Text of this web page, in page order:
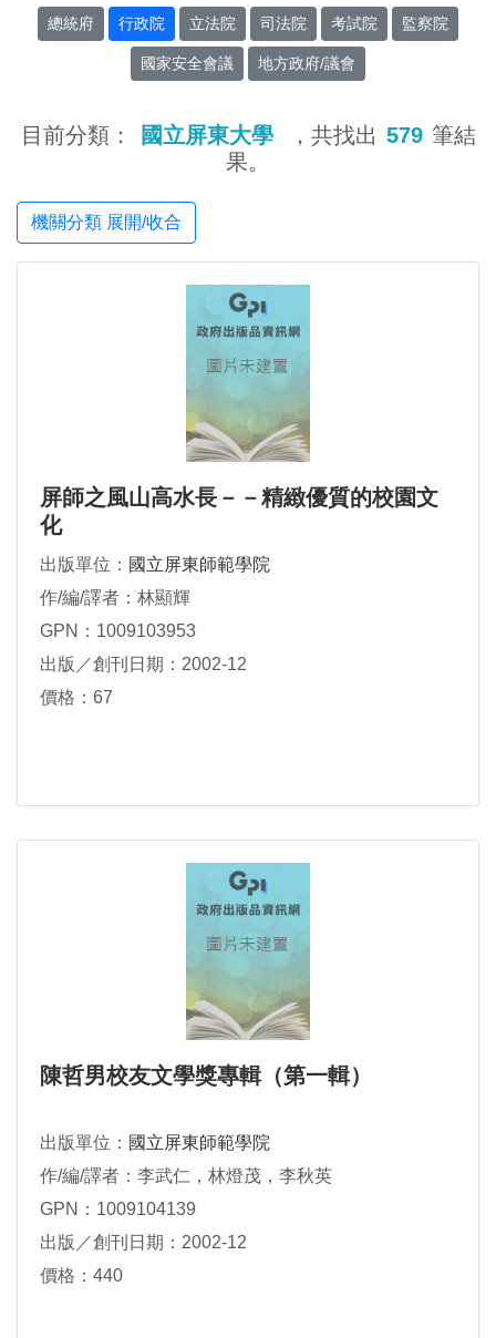
總統府 行政院 立法院 司法院 考試院 監察院
國家安全會議 地方政府/議會
目前分類： 國立屏東大學 ，共找出 579 筆結
果。
機關分類 展開/收合
屏師之風山高水長－－精緻優質的校園文
化
出版單位： 國立屏東師範學院
作/編/譯者：林顯輝
GPN：1009103953
出版／創刊日期：2002-12
價格：67
陳哲男校友文學獎專輯（第一輯）
出版單位： 國立屏東師範學院
作/編/譯者：李武仁，林燈茂，李秋英
GPN：1009104139
出版／創刊日期：2002-12
價格：440